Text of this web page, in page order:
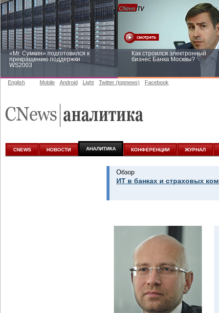
«Mr. Сумкин» подготовился к
прекращению поддержки
WS2003
Как строился электронный
бизнес Банка Москвы?
аналитике
English Mobile Android Light Twitter (topnews) Facebook
CNEWS НОВОСТИ АНАЛИТИКА КОНФЕРЕНЦИИ ЖУРНАЛ
Обзор
ИТ в банках и страховых